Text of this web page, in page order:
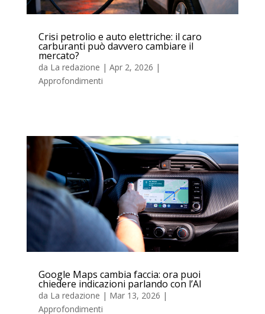
Crisi petrolio e auto elettriche: il caro
carburanti può davvero cambiare il
mercato?
da La redazione | Apr 2, 2026 |
Approfondimenti
Google Maps cambia faccia: ora puoi
chiedere indicazioni parlando con l’AI
da La redazione | Mar 13, 2026 |
Approfondimenti